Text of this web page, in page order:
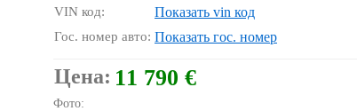
VIN код: Показать vin код
Гос. номер авто: Показать гос. номер
Цена: 11 790 €
Фото: